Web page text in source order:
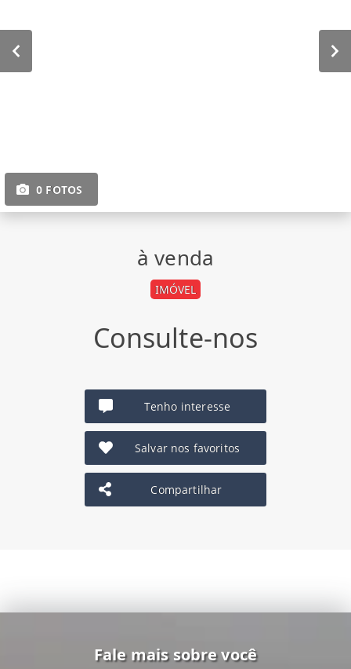
0 FOTOS
à venda
IMÓVEL
Consulte-nos
Tenho interesse
Salvar nos favoritos
Compartilhar
Fale mais sobre você